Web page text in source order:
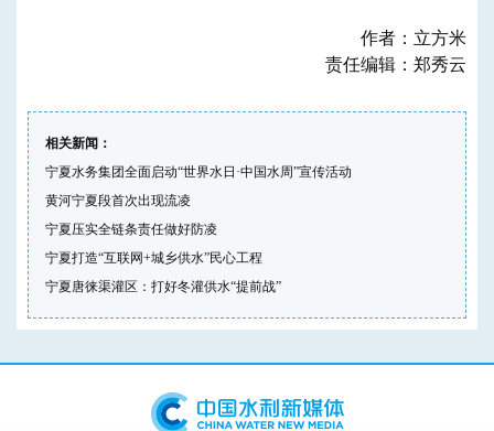
作者：立方米
责任编辑：郑秀云
相关新闻：
宁夏水务集团全面启动“世界水日·中国水周”宣传活动
黄河宁夏段首次出现流凌
宁夏压实全链条责任做好防凌
宁夏打造“互联网+城乡供水”民心工程
宁夏唐徕渠灌区：打好冬灌供水“提前战”